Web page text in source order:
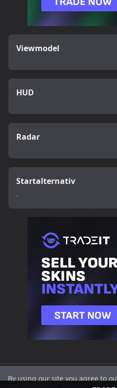
By using our site you agree to
Viewmodel
HUD
Radar
Startalternativ
-
SETTINGS.GG CS2
Valorant